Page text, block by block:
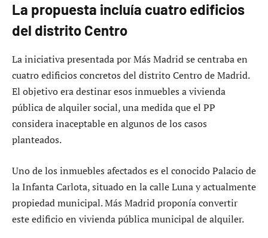
La propuesta incluía cuatro edificios
del distrito Centro
La iniciativa presentada por Más Madrid se centraba en
cuatro edificios concretos del distrito Centro de Madrid.
El objetivo era destinar esos inmuebles a vivienda
pública de alquiler social, una medida que el PP
considera inaceptable en algunos de los casos
planteados.
Uno de los inmuebles afectados es el conocido Palacio de
la Infanta Carlota, situado en la calle Luna y actualmente
propiedad municipal. Más Madrid proponía convertir
este edificio en vivienda pública municipal de alquiler.